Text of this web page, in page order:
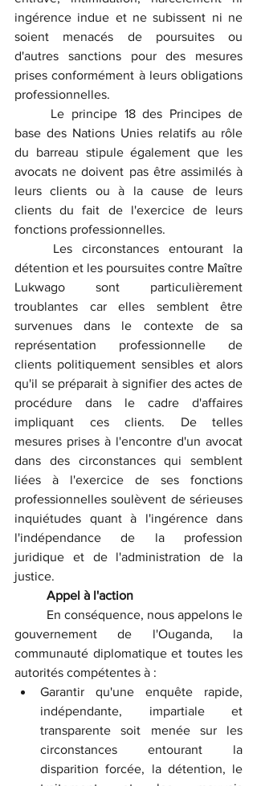
ingérence indue et ne subissent ni ne
soient menacés de poursuites ou
d'autres sanctions pour des mesures
prises conformément à leurs obligations
professionnelles.
base des Nations Unies relatifs au rôle
du barreau stipule également que les
avocats ne doivent pas être assimilés à
leurs clients ou à la cause de leurs
clients du fait de l'exercice de leurs
fonctions professionnelles.
détention et les poursuites contre Maître
Lukwago sont particulièrement
troublantes car elles semblent être
survenues dans le contexte de sa
représentation professionnelle de
clients politiquement sensibles et alors
qu'il se préparait à signifier des actes de
procédure dans le cadre d'affaires
impliquant ces clients. De telles
mesures prises à l'encontre d'un avocat
dans des circonstances qui semblent
liées à l'exercice de ses fonctions
professionnelles soulèvent de sérieuses
inquiétudes quant à l'ingérence dans
l'indépendance de la profession
juridique et de l'administration de la
justice.
	Appel à l'action
gouvernement de l'Ouganda, la
communauté diplomatique et toutes les
autorités compétentes à :
Garantir qu'une enquête rapide,
indépendante, impartiale et
transparente soit menée sur les
circonstances entourant la
disparition forcée, la détention, le